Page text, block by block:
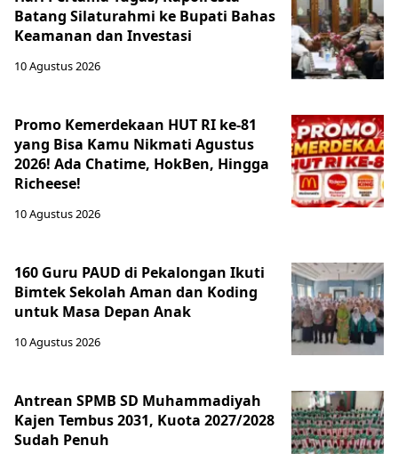
Batang Silaturahmi ke Bupati Bahas
Keamanan dan Investasi
10 Agustus 2026
Promo Kemerdekaan HUT RI ke-81
yang Bisa Kamu Nikmati Agustus
2026! Ada Chatime, HokBen, Hingga
Richeese!
10 Agustus 2026
160 Guru PAUD di Pekalongan Ikuti
Bimtek Sekolah Aman dan Koding
untuk Masa Depan Anak
10 Agustus 2026
Antrean SPMB SD Muhammadiyah
Kajen Tembus 2031, Kuota 2027/2028
Sudah Penuh